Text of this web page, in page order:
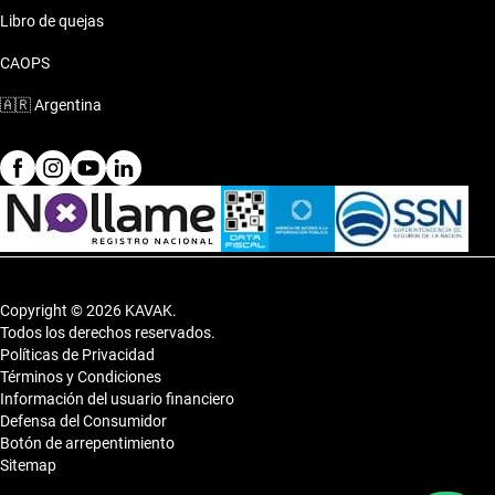
quienes buscan un auto que combine elegancia y
funcionalidad, adaptándose a cualquier estilo de vida.
Libro de quejas
CAOPS
🇦🇷Argentina
Copyright © 2026 KAVAK.
Todos los derechos reservados.
Políticas de Privacidad
Términos y Condiciones
Información del usuario financiero
Defensa del Consumidor
Botón de arrepentimiento
Sitemap